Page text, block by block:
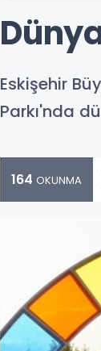
Eskişehir
Parkı'nda
164 OKUNMA